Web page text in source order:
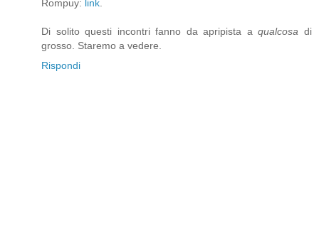
Rompuy: link
Di solito questi incontri fanno da apripista aqualcosa di
grosso. Staremo a vedere.
Rispondi